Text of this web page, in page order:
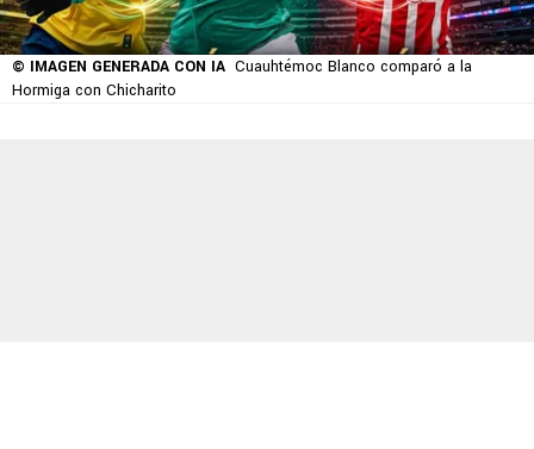
© IMAGEN GENERADA CON IA Cuauhtémoc Blanco comparó a la
Hormiga con Chicharito